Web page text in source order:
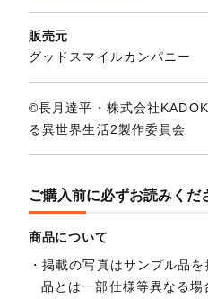
販売元
グッドスマイルカンパニー
©長月達平・株式会社
る異世界生活2製作委員会
ご購入前に必ずお読みくだ
商品について
掲載の写真はサンプル品
品とは一部仕様等異なる場